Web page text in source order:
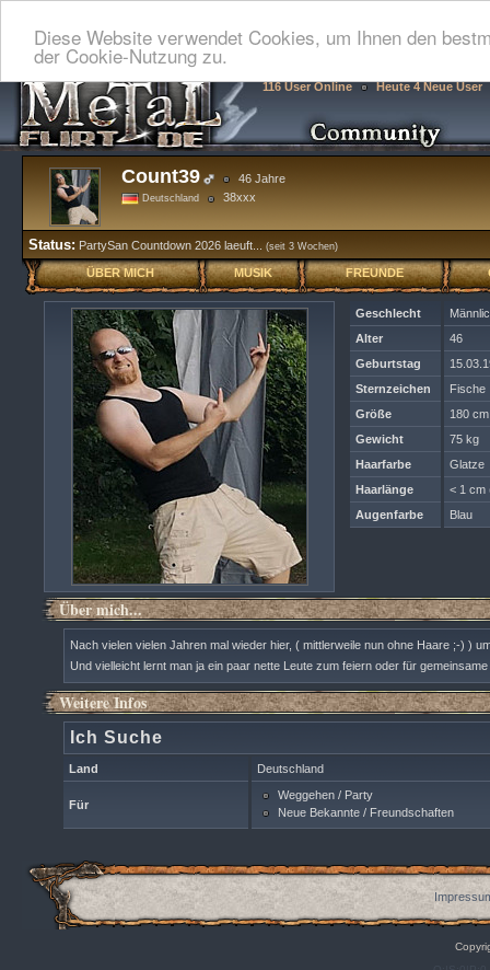
Diese Website verwendet Cookies, um Ihnen den
der Cookie-Nutzung zu.
116 User Online Heute 4 Neue User
Count39 46 Jahre
Deutschland 38xxx
Status: PartySan Countdown 2026 laeuft... (seit 3 Wochen)
ÜBER MICH MUSIK FREUNDE
Geschlecht
Alter
46
Geburtstag
Sternzeichen
Fische
Größe
180 cm
Gewicht
75 kg
Haarfarbe
Glatze
Haarlänge
< 1 cm
Augenfarbe
Blau
Über mich...
Nach vielen vielen Jahren mal wieder hier, ( mittlerweile nun ohne Haare ;-) )
Und vielleicht lernt man ja ein paar nette Leute zum feiern oder für
Weitere Infos
Ich Suche
Land Deutschland
Für
Weggehen / Party
Neue Bekannte / Freundschaften